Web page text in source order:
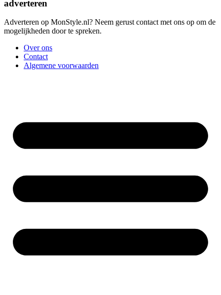
adverteren
Adverteren op MonStyle.nl? Neem gerust contact met ons op om de
mogelijkheden door te spreken.
Over ons
Contact
Algemene voorwaarden